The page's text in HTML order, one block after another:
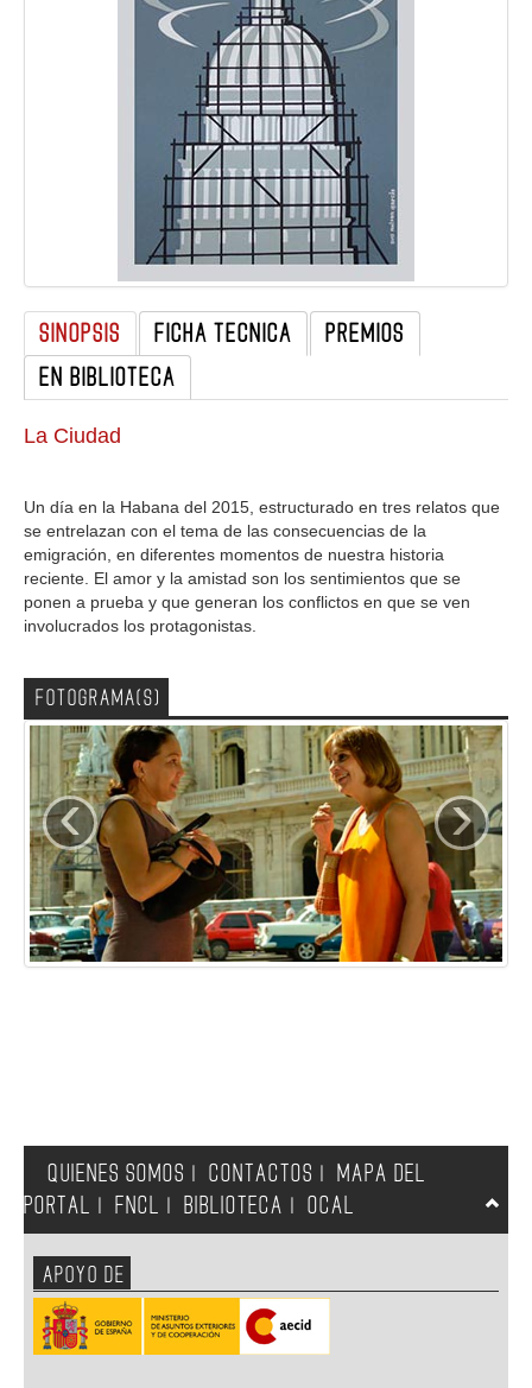
SINOPSIS FICHA TECNICA
PREMIOS
EN BIBLIOTECA
La Ciudad
Un día en la Habana del 2015, estructurado en tres relatos que
se entrelazan con el tema de las consecuencias de la
emigración, en diferentes momentos de nuestra historia
reciente. El amor y la amistad son los sentimientos que se
ponen a prueba y que generan los conflictos en que se ven
involucrados los protagonistas.
FOTOGRAMA(S)
‹ ›
QUIENES SOMOS CONTACTOS
MAPA DEL
PORTAL
FNCL BIBLIOTECA OCAL
APOYO DE